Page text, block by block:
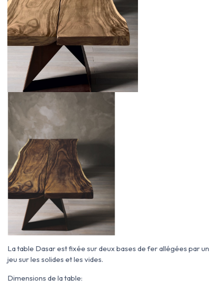
La table Dasar est fixée sur deux bases de fer allégées par un
jeu sur les solides et les vides.
Dimensions de la table: